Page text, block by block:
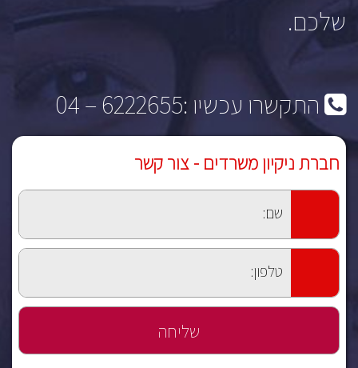
שלכם.
התקשרו עכשיו :6222655 – 04
חברת ניקיון משרדים - צור קשר